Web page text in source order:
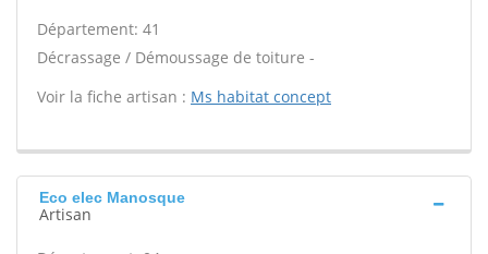
Département: 41
Décrassage / Démoussage de toiture -
Voir la fiche artisan : Ms habitat concept
Eco elec Manosque
Artisan